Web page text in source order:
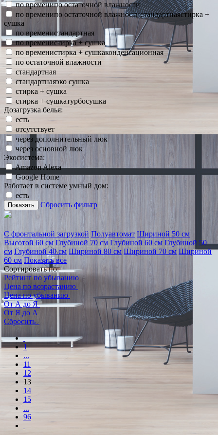
по временипо остаточной влажности
по временипо остаточной влажностистандартнаястирка +
сушка
по временистандартная
по временистирка + сушка
по временистирка + сушкаконденсационная
по остаточной влажности
стандартная
стандартнаяэко сушка
стирка + сушка
стирка + сушкатурбосушка
Дозагрузка белья:
есть
отсутствует
через дополнительный люк
через основной люк
Экосистема:
Amazon Alexa
Google Home
Работает в системе умный дом:
есть
Показать Сбросить фильтр
С фронтальной загрузкой Полуавтомат Шириной 50 см
Высотой 60 см Глубиной 70 см Глубиной 60 см Глубиной 50
см Глубиной 40 см Шириной 80 см Шириной 70 см Шириной
60 см Показать все
Сортировать по:
Рейтинг по убыванию
Цена по возрастанию
Цена по убыванию
От А до Я
От Я до А
Сбросить
1
...
11
12
13
14
15
...
96